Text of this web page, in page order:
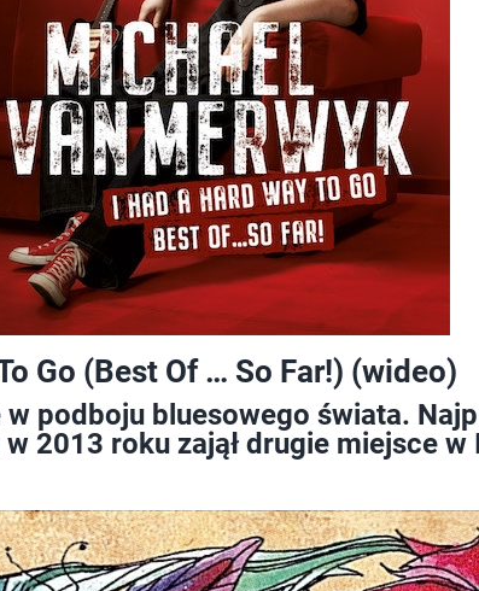
Go (Best Of … So Far!) (wideo)
podboju bluesowego świata.
2013 roku zajął drugie miejsce